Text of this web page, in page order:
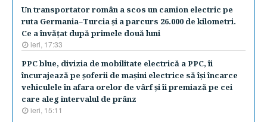
Un transportator român a scos un camion electric pe
ruta Germania–Turcia şi a parcurs 26.000 de kilometri.
Ce a învăţat după primele două luni
ieri, 17:33
PPC blue, divizia de mobilitate electrică a PPC, îi
încurajează pe şoferii de maşini electrice să îşi încarce
vehiculele în afara orelor de vârf şi îi premiază pe cei
care aleg intervalul de prânz
ieri, 15:11